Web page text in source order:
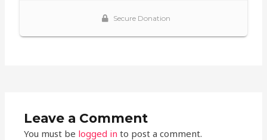
Leave a Comment
You must be logged in to post a comment.